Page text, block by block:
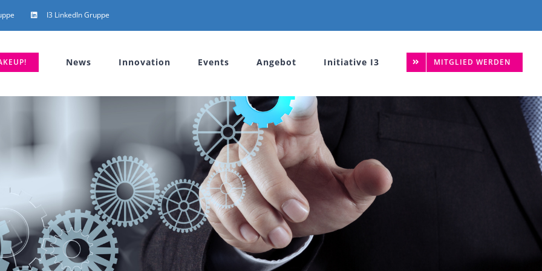
I3 LinkedIn Gruppe
News Innovation Events Angebot Initiative I3 MITGLIED WERDEN